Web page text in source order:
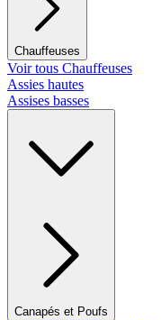
Chauffeuses
Voir tous Chauffeuses
Assies hautes
Assises basses
Canapés et Poufs